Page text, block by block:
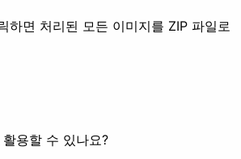
하면 처리된 모든 이미지를 ZIP 파일로
용할 수 있나요?